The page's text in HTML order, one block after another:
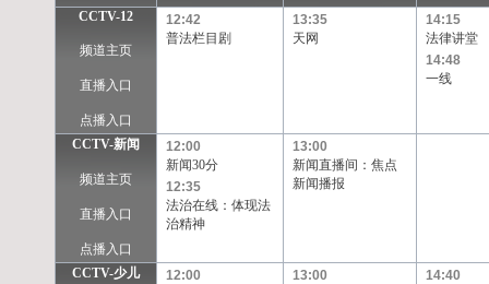
CCTV-12
频道主页
直播入口
点播入口
12:42
普法栏目剧
13:35
天网
14:15
法律讲堂
14:48
一线
CCTV-新闻
频道主页
直播入口
点播入口
12:00
新闻30分
12:35
法治在线：体现法
治精神
13:00
新闻直播间：焦点
新闻播报
CCTV-少儿
12:00
13:00
14:40